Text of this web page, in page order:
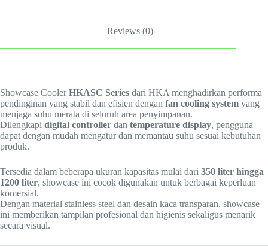
Reviews (0)
Showcase CoolerHKASC Series dari HKA menghadirkan performa
pendinginan yang stabil dan efisien dengan fan cooling system yang
menjaga suhu merata di seluruh area penyimpanan.
Dilengkapi digital controller dan temperature display, pengguna
dapat dengan mudah mengatur dan memantau suhu sesuai kebutuhan
produk.
Tersedia dalam beberapa ukuran kapasitas mulai dari 350 liter hingga
1200 liter, showcase ini cocok digunakan untuk berbagai keperluan
komersial.
Dengan material stainless steel dan desain kaca transparan, showcase
ini memberikan tampilan profesional dan higienis sekaligus menarik
secara visual.